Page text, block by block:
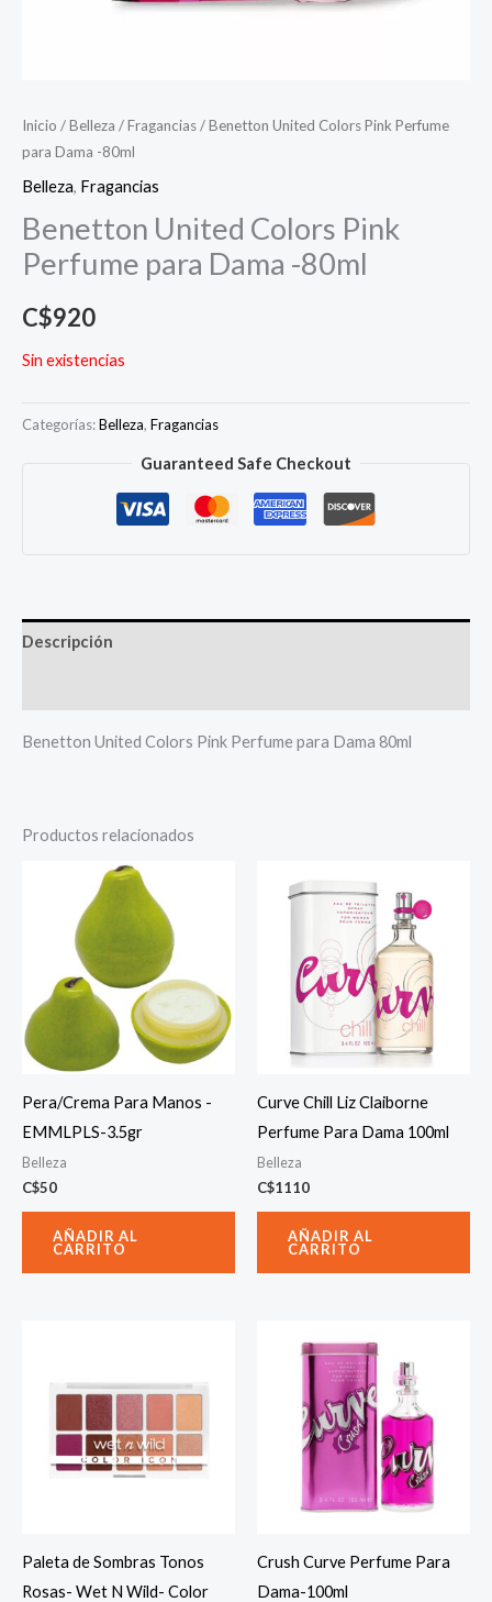
Inicio /Belleza /Fragancias/ Benetton United Colors Pink Perfume
para Dama -80ml
Belleza, Fragancias
Benetton United Colors Pink
Perfume para Dama -80ml
C$920
Sin existencias
Categorías:Belleza, Fragancias
Guaranteed Safe Checkout
Descripción
Benetton United Colors Pink Perfume para Dama 80ml
Productos relacionados
Pera/Crema Para Manos -
EMMLPLS-3.5gr
Belleza
C$50
AÑADIR AL
CARRITO
Curve Chill Liz Claiborne
Perfume Para Dama 100ml
Belleza
C$1110
AÑADIR AL
CARRITO
Paleta de Sombras Tonos
Rosas- Wet N Wild- Color
Crush Curve Perfume Para
Dama-100ml